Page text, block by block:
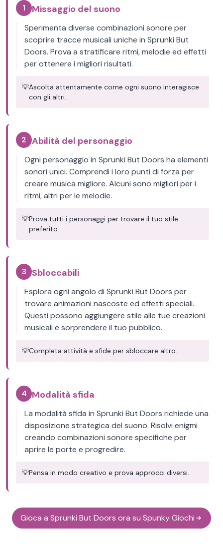
1 Missaggio del suono
Sperimenta diverse combinazioni sonore per
scoprire tracce musicali uniche in Sprunki But
Doors. Prova a stratificare ritmi, melodie ed effetti
per ottenere i migliori risultati.
💡Ascolta attentamente come ogni suono interagisce
con gli altri.
2 Abilità del personaggio
Ogni personaggio in Sprunki But Doors ha elementi
sonori unici. Comprendi i loro punti di forza per
creare musica migliore. Alcuni sono migliori per i
ritmi, altri per le melodie.
💡Prova tutti i personaggi per trovare il tuo stile
preferito.
3 Sbloccabili
Esplora ogni angolo di Sprunki But Doors per
trovare animazioni nascoste ed effetti speciali.
Questi possono aggiungere stile alle tue creazioni
musicali e sorprendere il tuo pubblico.
💡Completa attività e sfide per sbloccare altro.
4 Modalità sfida
La modalità sfida in Sprunki But Doors richiede una
disposizione strategica del suono. Risolvi enigmi
creando combinazioni sonore specifiche per
aprire le porte e progredire.
💡Pensa in modo creativo e prova approcci diversi.
Gioca a Sprunki But Doors ora su Spunky Giochi